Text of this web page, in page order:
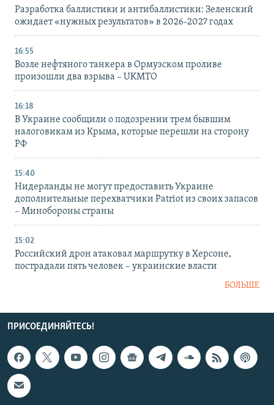
Разработка баллистики и антибаллистики: Зеленский
ожидает «нужных результатов» в 2026-2027 годах
16:55
Возле нефтяного танкера в Ормузском проливе
произошли два взрыва – UKMTO
16:18
В Украине сообщили о подозрении трем бывшим
налоговикам из Крыма, которые перешли на сторону
РФ
15:40
Нидерланды не могут предоставить Украине
дополнительные перехватчики Patriot из своих запасов
– Минобороны страны
15:02
Российский дрон атаковал маршрутку в Херсоне,
пострадали пять человек – украинские власти
БОЛЬШЕ
ПРИСОЕДИНЯЙТЕСЬ!